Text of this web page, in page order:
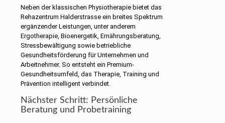
Neben der klassischen Physiotherapie bietet das
Rehazentrum Halderstrasse ein breites Spektrum
ergänzender Leistungen, unter anderem
Ergotherapie, Bioenergetik, Ernährungsberatung,
Stressbewältigung sowie betriebliche
Gesundheitsförderung für Unternehmen und
Arbeitnehmer. So entsteht ein Premium-
Gesundheitsumfeld, das Therapie, Training und
Prävention intelligent verbindet.
Nächster Schritt: Persönliche
Beratung und Probetraining